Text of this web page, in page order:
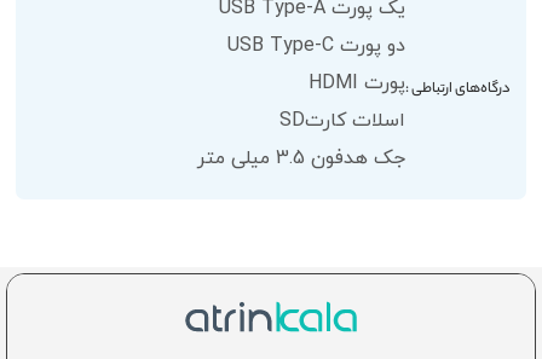
درگاه‌های ارتباطی :
یک پورت USB Type-A
دو پورت USB Type-C
پورت HDMI
اسلات کارتSD
جک هدفون 3.5 میلی متر